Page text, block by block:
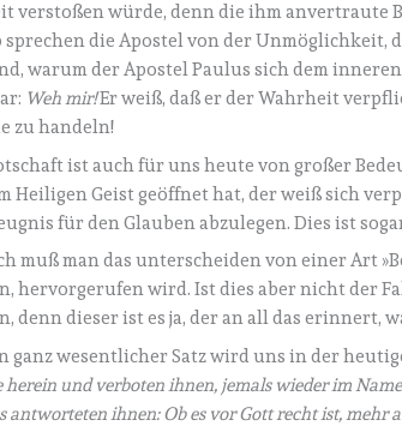
verstoßen würde, denn die ihm anvertraute
sprechen die Apostel von der Unmöglichkeit,
warum der Apostel Paulus sich dem
Weh mir!Er weiß, daß er der Wahrheit
zu handeln!
ist auch für uns heute von großer
Heiligen Geist geöffnet hat, der weiß sich
für den Glauben abzulegen. Dies ist
muß man das unterscheiden von einer Art
hervorgerufen wird. Ist dies aber nicht der
denn dieser ist es ja, der an all das erinnert,
ganz wesentlicher Satz wird uns in der
herein und verboten ihnen, jemals wieder im
antworteten ihnen: Ob es vor Gott recht ist, mehr